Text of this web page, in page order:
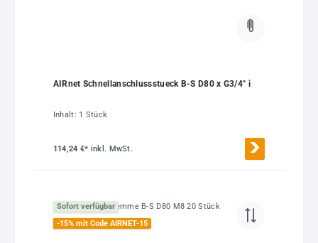
AIRnet Schnellanschlussstueck B-S D80 x G3/4" i
Inhalt: 1 Stück
114,24 €* inkl. MwSt.
Sofort verfügbar
-15% mit Code AIRNET-15